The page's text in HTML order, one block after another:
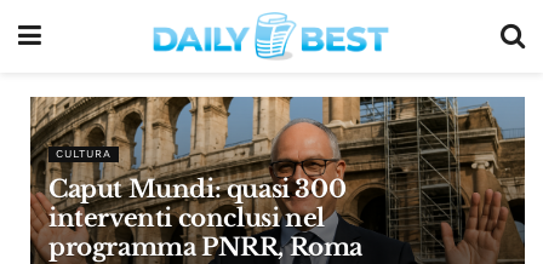
CULTURA
Caput Mundi: quasi 300
interventi conclusi nel
programma PNRR, Roma